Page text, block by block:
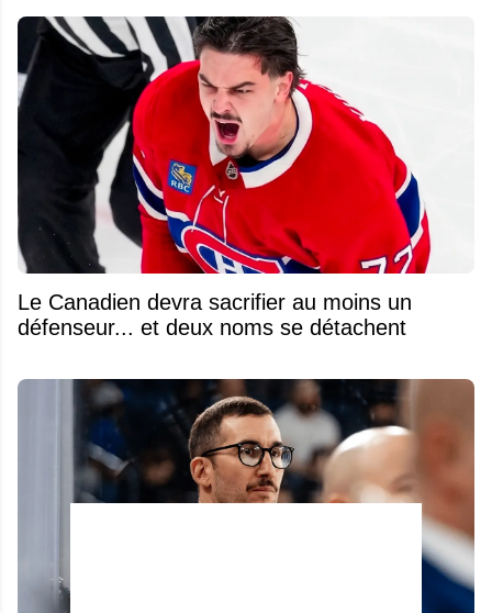
Le Canadien devra sacrifier au moins un
défenseur... et deux noms se détachent